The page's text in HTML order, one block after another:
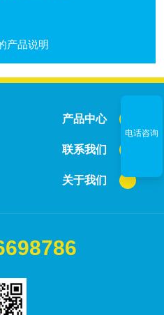
产品说明
产品中心
联系我们
关于我们
电话咨询